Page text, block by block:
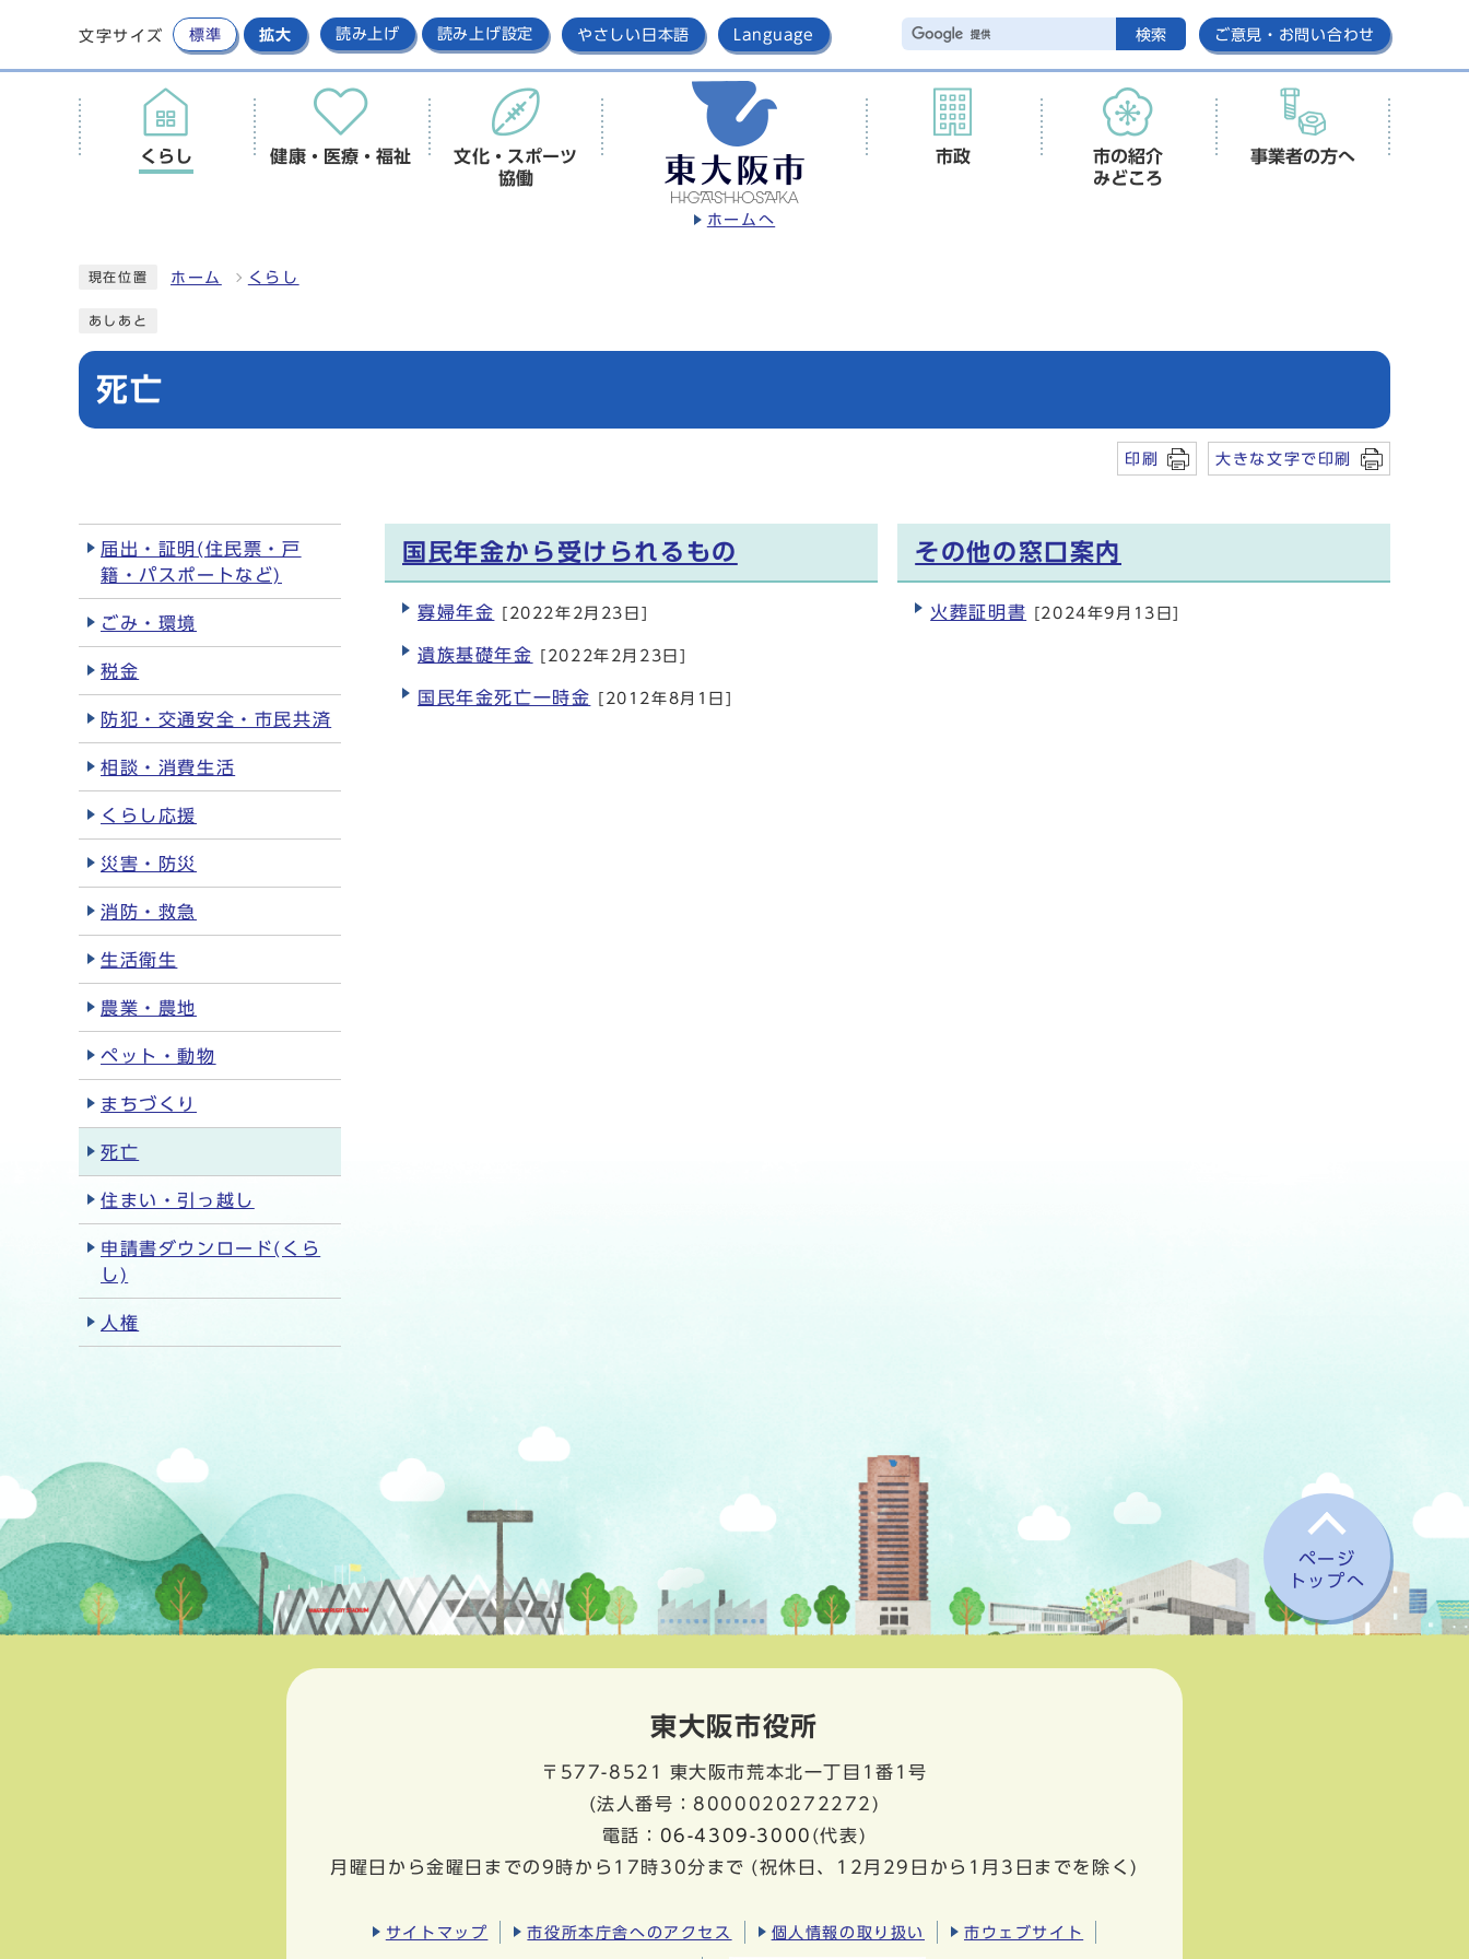
文字サイズ 標準 拡大 読み上げ 読み上げ設定 やさしい日本語 Language 検索 ご意見・お問い合わせ
ホームへ
くらし 健康・医療・福祉
文化・スポーツ
協働
市政
市の紹介
みどころ
事業者の方へ
現在位置 ホーム くらし
あしあと
死亡
印刷 大きな文字で印刷
国民年金から受けられるもの
寡婦年金 [2022年2月23日]
遺族基礎年金 [2022年2月23日]
国民年金死亡一時金 [2012年8月1日]
その他の窓口案内
火葬証明書 [2024年9月13日]
届出・証明(住民票・戸
籍・パスポートなど)
ごみ・環境
税金
防犯・交通安全・市民共済
相談・消費生活
くらし応援
災害・防災
消防・救急
生活衛生
農業・農地
ペット・動物
まちづくり
死亡
住まい・引っ越し
申請書ダウンロード(くら
し)
人権
ページ
トップへ
東大阪市役所
〒577-8521
東大阪市荒本北一丁目1番1号
(法人番号：8000020272272)
電話： 06-4309-3000 (代表)
月曜日から金曜日までの9時から17時30分まで (祝休日、12月29日から1月3日までを除く)
サイトマップ 市役所本庁舎へのアクセス 個人情報の取り扱い 市ウェブサイト